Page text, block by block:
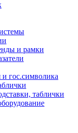
и рамки
гос.символика
таблички